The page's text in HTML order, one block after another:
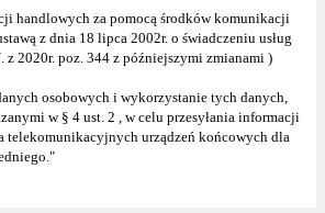
handlowych za pomocą środków komunikacji
z dnia 18 lipca 2002r. o świadczeniu usług
z 2020r. poz. 344 z późniejszymi zmianami )
osobowych i wykorzystanie tych danych,
w § 4 ust. 2 , w celu przesyłania informacji
telekomunikacyjnych urządzeń końcowych dla